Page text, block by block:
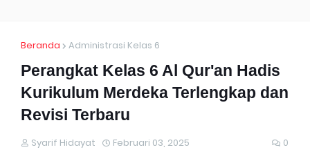
Beranda Administrasi Kelas 6
Perangkat Kelas 6 Al Qur'an Hadis
Kurikulum Merdeka Terlengkap dan
Revisi Terbaru
Syarif Hidayat Februari 03, 2025 0